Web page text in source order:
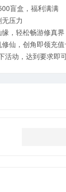
盲盒，福利满满
压力
，轻松畅游修真界
仙，创角即领充
活动，达到要求即